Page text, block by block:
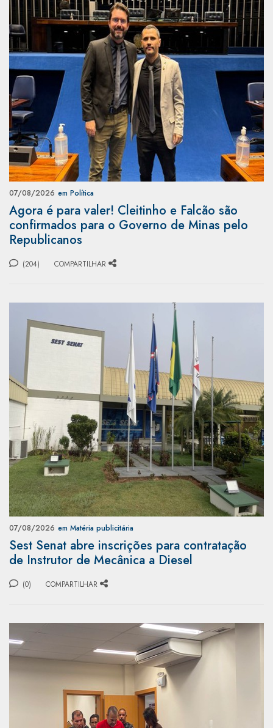
07/08/2026 em Política
Agora é para valer! Cleitinho e Falcão são
confirmados para o Governo de Minas pelo
Republicanos
(204) COMPARTILHAR
07/08/2026 em Matéria publicitária
Sest Senat abre inscrições para contratação
de Instrutor de Mecânica a Diesel
(0) COMPARTILHAR